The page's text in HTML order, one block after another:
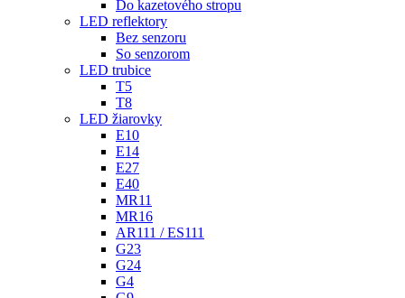
Do kazetového stropu
LED reflektory
Bez senzoru
So senzorom
LED trubice
T5
T8
LED žiarovky
E10
E14
E27
E40
MR11
MR16
AR111 / ES111
G23
G24
G4